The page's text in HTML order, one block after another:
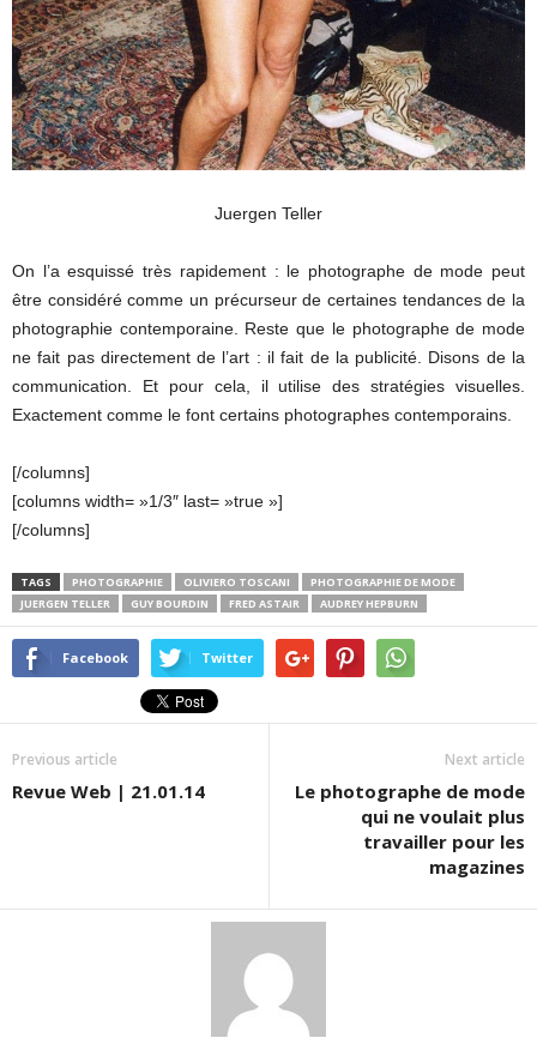
Juergen Teller
On l’a esquissé très rapidement : le photographe de mode peut
être considéré comme un précurseur de certaines tendances de la
photographie contemporaine. Reste que le photographe de mode
ne fait pas directement de l’art : il fait de la publicité. Disons de la
communication. Et pour cela, il utilise des stratégies visuelles.
Exactement comme le font certains photographes contemporains.
[/columns]
[columns width= »1/3″ last= »true »]
[/columns]
TAGS PHOTOGRAPHIE OLIVIERO TOSCANI
PHOTOGRAPHIE DE MODE
JUERGEN TELLER
GUY BOURDIN FRED ASTAIR AUDREY HEPBURN
Facebook Twitter
Previous article
Revue Web | 21.01.14
Next article
Le photographe de mode
qui ne voulait plus
travailler pour les
magazines